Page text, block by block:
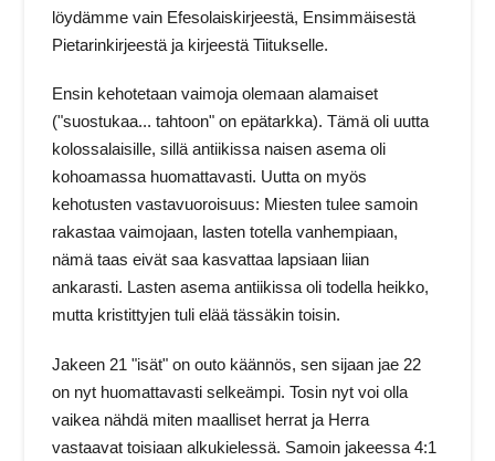
löydämme vain Efesolaiskirjeestä, Ensimmäisestä
Pietarinkirjeestä ja kirjeestä Tiitukselle.
Ensin kehotetaan vaimoja olemaan alamaiset
("suostukaa... tahtoon" on epätarkka). Tämä oli uutta
kolossalaisille, sillä antiikissa naisen asema oli
kohoamassa huomattavasti. Uutta on myös
kehotusten vastavuoroisuus: Miesten tulee samoin
rakastaa vaimojaan, lasten totella vanhempiaan,
nämä taas eivät saa kasvattaa lapsiaan liian
ankarasti. Lasten asema antiikissa oli todella heikko,
mutta kristittyjen tuli elää tässäkin toisin.
Jakeen 21 "isät" on outo käännös, sen sijaan jae 22
on nyt huomattavasti selkeämpi. Tosin nyt voi olla
vaikea nähdä miten maalliset herrat ja Herra
vastaavat toisiaan alkukielessä. Samoin jakeessa 4:1